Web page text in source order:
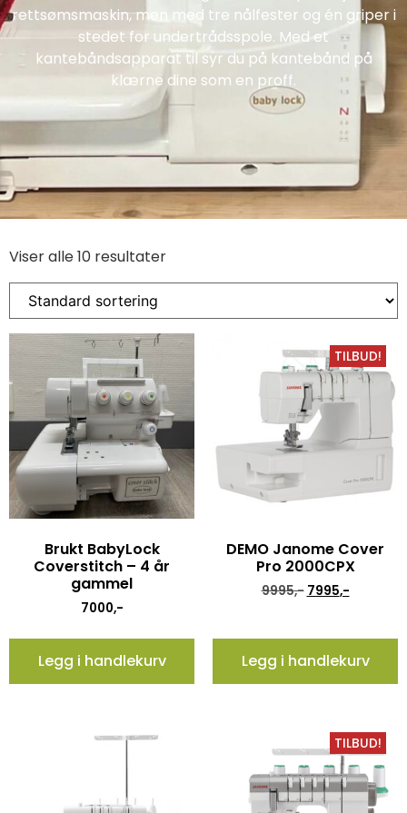
rettsømsmaskin, men med tre nålfester og én griper i
stedet for undertrådsspole. Med et
kantebåndsapparat til syr du på kantebånd på
klærne dine som en proff.
Viser alle 10 resultater
Brukt BabyLock
Coverstitch – 4 år
gammel
7000,-
Legg i handlekurv
TILBUD!
DEMO Janome Cover
Pro 2000CPX
9995,- 7995,-
Legg i handlekurv
TILBUD!